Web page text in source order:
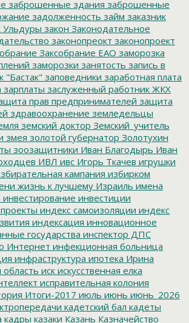
заброшенные здания заброшенные
задолженность займ заказник
Ульдуры закон Законодательное
законопреокт законопроект
Заксобрание ЕАО заморозка
заморозки занятость запись в
"Бастак" заповедники заработная плата
зарплаты заслуженный работник ЖКХ
прав предпринимателей защита
здравоохранение земледельцы
земский доктор Земский_учитель
змея золотой губернатор Золотухин
зоозащитники Иван Благодырь Иван
ИВЛ ивс Игорь Ткачев игрушки
кампания избирком
жизнь к лучшему Израиль имена
инвестирование инвестиции
индекс самоизоляции индекс
индексация инновационное
государства инспектор ДПС
Интернет инфекционная больница
инфраструктура ипотека Ирина
область иск искусственная елка
исправительная колония
Итоги-2017 июль июнь июнь_2026
кадетский бал кадеты
кадры казаки Казань Казначейство